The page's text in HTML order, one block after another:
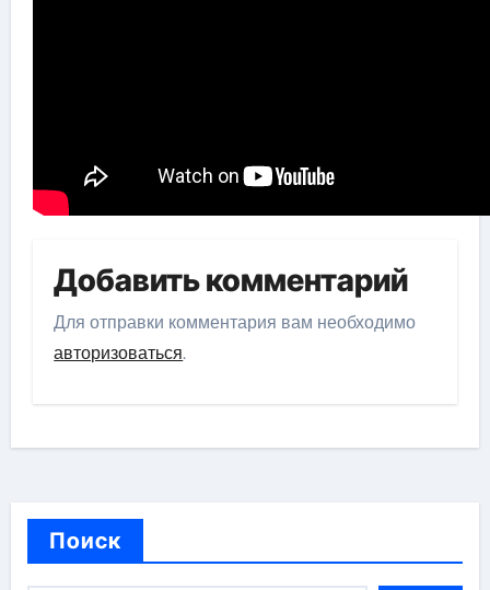
Добавить комментарий
Для отправки комментария вам необходимо
авторизоваться.
Поиск